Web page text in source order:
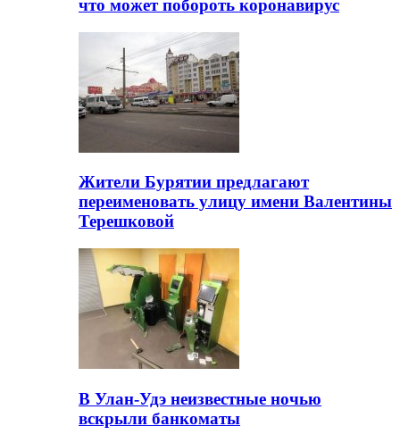
что может побороть коронавирус
Жители Бурятии предлагают
переименовать улицу имени Валентины
Терешковой
В Улан-Удэ неизвестные ночью
вскрыли банкоматы